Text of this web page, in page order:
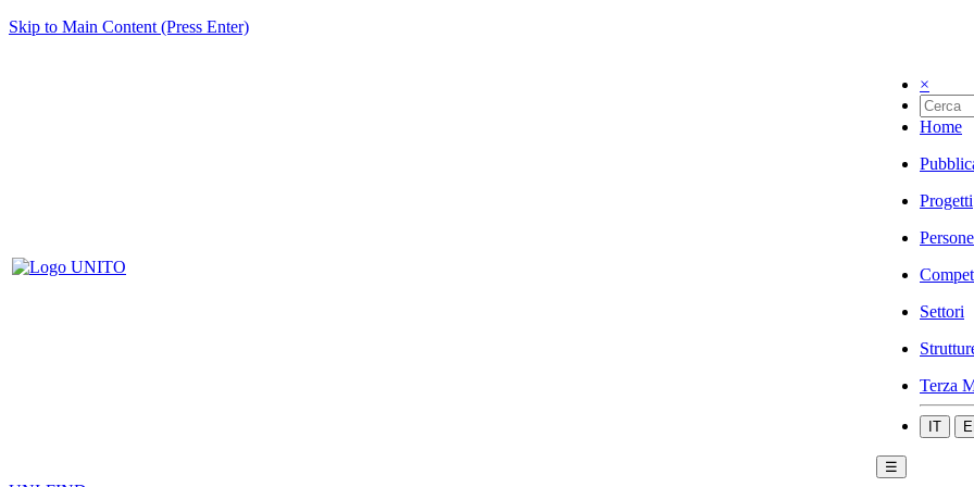
Skip to Main Content (Press Enter)
×
Home
Progetti
Persone
Settori
Terza
IT
☰